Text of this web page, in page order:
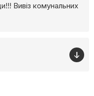
Вивіз комунальних